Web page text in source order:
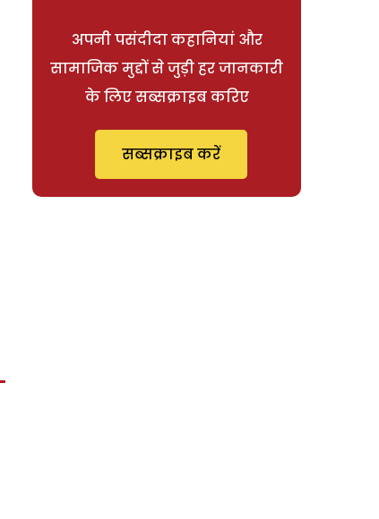
अपनी पसंदीदा कहानियां और
सामाजिक मुद्दों से जुड़ी हर जानकारी
के लिए सब्सक्राइब करिए
सब्सक्राइब करें